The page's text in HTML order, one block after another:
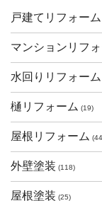
戸建てリフォーム
マンションリフ
水回りリフォーム
樋リフォーム (19)
屋根リフォーム
外壁塗装 (118)
屋根塗装 (25)